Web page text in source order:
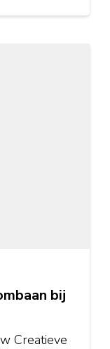
bij
Creatieve